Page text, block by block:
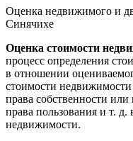
Оценка недвижимого и
Синячихе
Оценка стоимости
процесс определения
в отношении
стоимости
права собственности
права пользования и т.
недвижимости.